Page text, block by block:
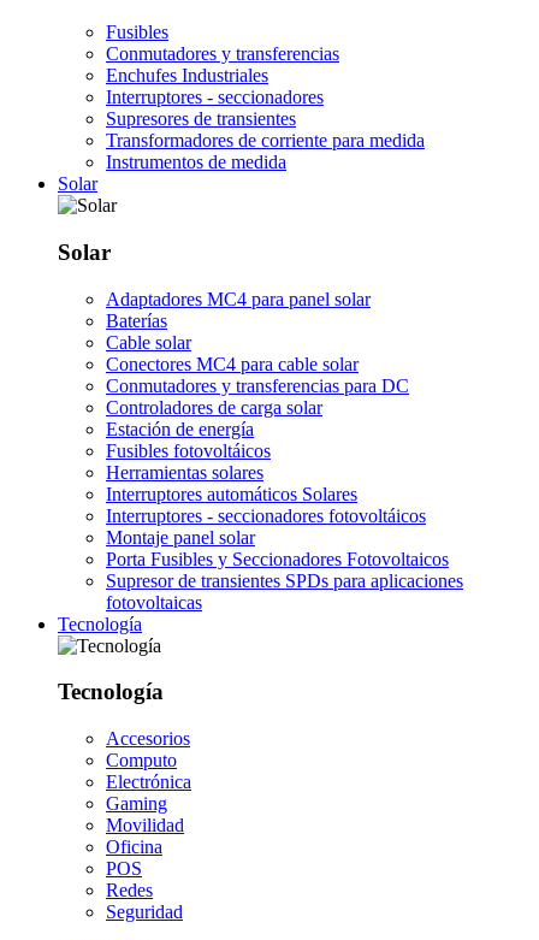
Fusibles
Conmutadores y transferencias
Enchufes Industriales
Interruptores - seccionadores
Supresores de transientes
Transformadores de corriente para medida
Instrumentos de medida
Solar
Solar
Adaptadores MC4 para panel solar
Baterías
Cable solar
Conectores MC4 para cable solar
Conmutadores y transferencias para DC
Controladores de carga solar
Estación de energía
Fusibles fotovoltáicos
Herramientas solares
Interruptores automáticos Solares
Interruptores - seccionadores fotovoltáicos
Montaje panel solar
Porta Fusibles y Seccionadores Fotovoltaicos
Supresor de transientes SPDs para aplicaciones
fotovoltaicas
Tecnología
Tecnología
Accesorios
Computo
Electrónica
Gaming
Movilidad
Oficina
POS
Redes
Seguridad